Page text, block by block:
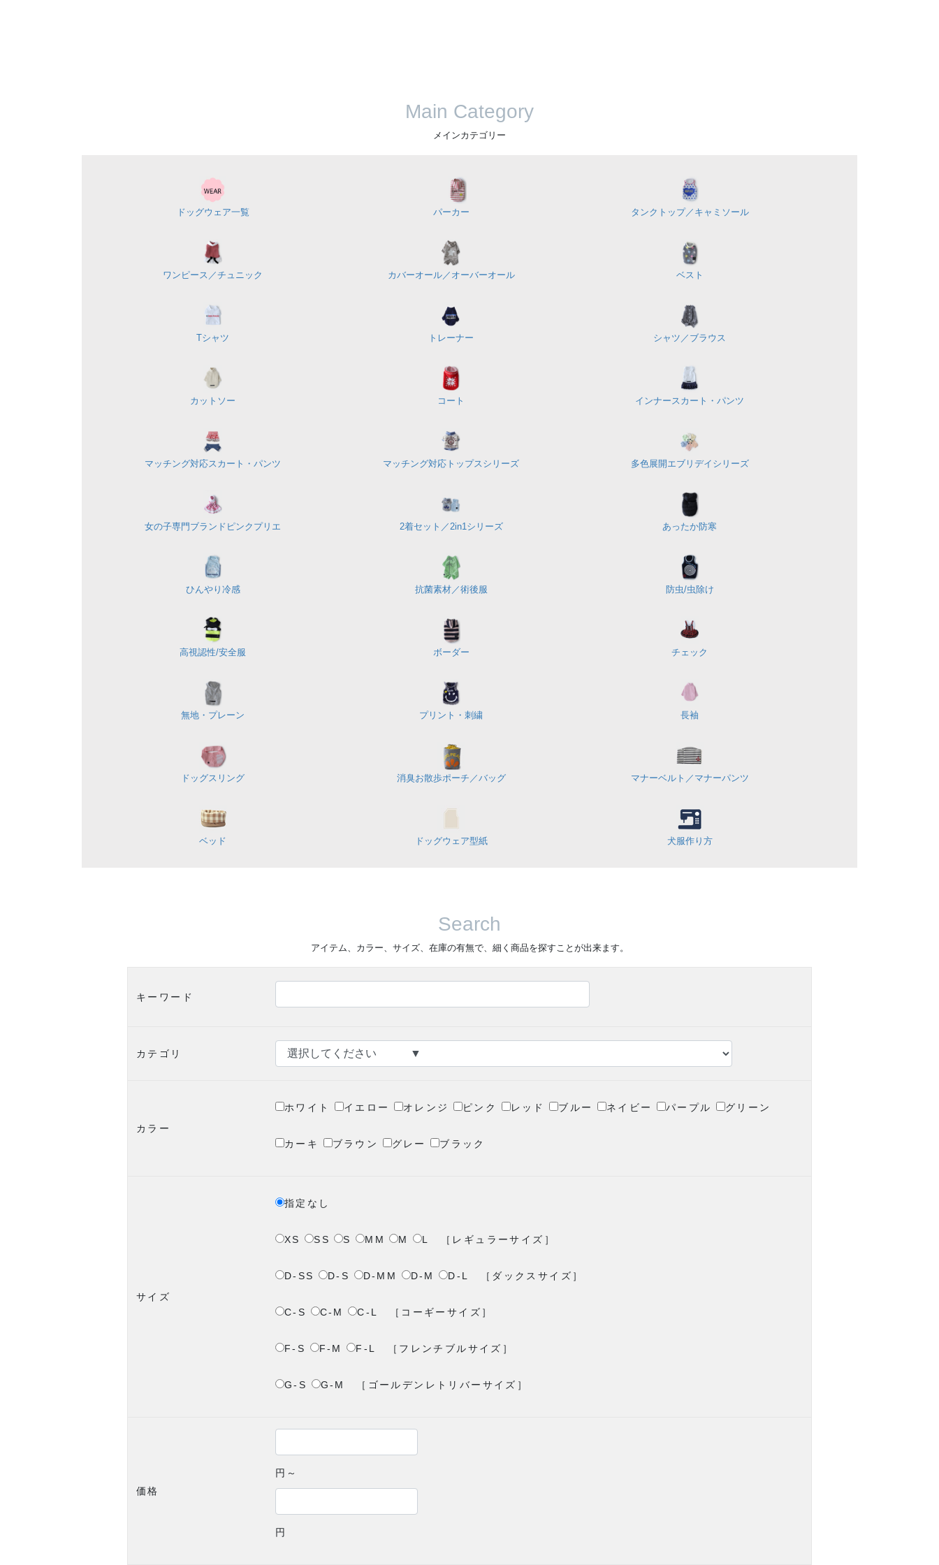
Main Category
メインカテゴリー
ドッグウェア一覧 パーカー タンクトップ／ キャミソール
ワンピース／チュニック カバーオール／ オーバーオール ベスト
Tシャツ トレーナー シャツ／ ブラウス
カットソー コート インナースカート・パンツ
マッチング対応スカート・パンツ マッチング対応 トップスシリーズ 多色展開 エブリデイシリーズ
女の子専門ブランド ピンクプリエ 2着セット／ 2in1シリーズ あったか防寒
ひんやり冷感 抗菌素材／術後服 防虫/虫除け
高視認性/安全服 ボーダー チェック
無地・プレーン プリント・刺繍 長袖
ドッグスリング 消臭お散歩ポーチ／バッグ マナーベルト／ マナーパンツ
ベッド ドッグウェア型紙 犬服作り方
Search
アイテム、カラー、サイズ、在庫の有無で、細く商品を探すことが出来ます。
キーワード
カテゴリ
カラー
ホワイト イエロー オレンジ ピンク レッド ブルー ネイビー パープル グリーン
カーキ ブラウン グレー ブラック
サイズ
指定なし
XS SS S MM M L ［レギュラーサイズ］
D-SS D-S D-MM D-M D-L ［ダックスサイズ］
C-S C-M C-L ［コーギーサイズ］
F-S F-M F-L ［フレンチブルサイズ］
G-S G-M ［ゴールデンレトリバーサイズ］
価格
円～
円